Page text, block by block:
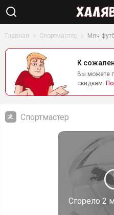
Главная Спортмастер Мяч
К
Вы можете
скидкам.
Сгорело 2
Спортмастер